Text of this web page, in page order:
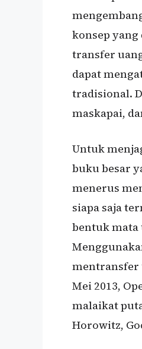
konsep
transfer
dapat
tradisional.
maskapai,
Untuk
buku besar
menerus
siapa saja
bentuk mata
mentransfer
Mei 2013,
malaikat
Horowitz,